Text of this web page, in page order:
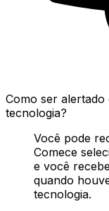
Como ser alertado
tecnologia?
Você pode
Comece
e você
quando
tecnologia.